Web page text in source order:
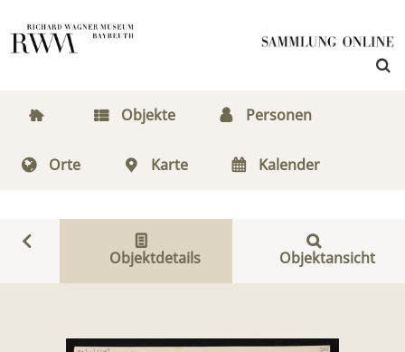
Objekte Personen
Orte Karte Kalender
Objektdetails Objektansicht